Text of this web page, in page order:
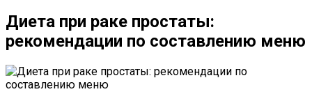
Диета при раке простаты:
рекомендации по составлению меню